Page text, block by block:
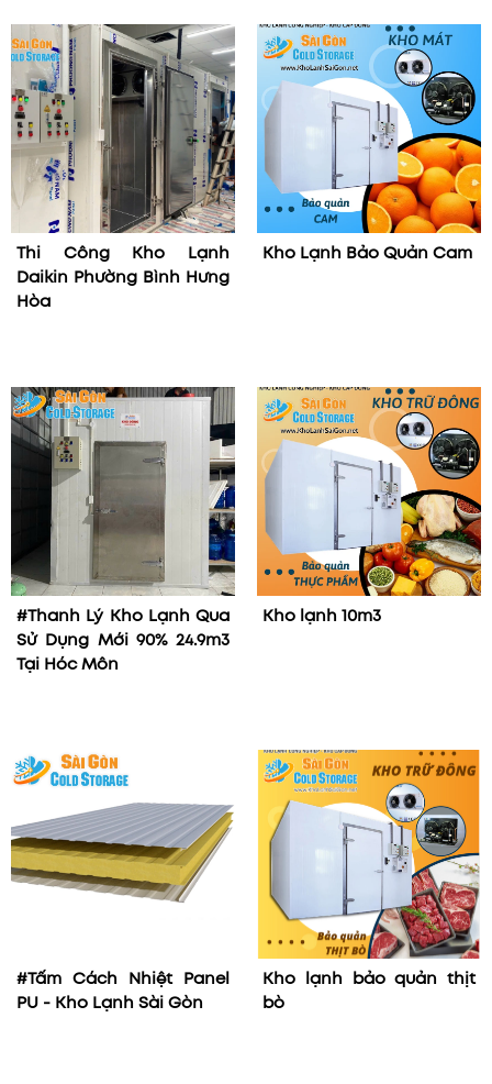
Thi Công Kho Lạnh
Daikin Phường Bình Hưng
Hòa
Kho Lạnh Bảo Quản Cam
#Thanh Lý Kho Lạnh Qua
Sử Dụng Mới 90% 24.9m3
Tại Hóc Môn
Kho lạnh 10m3
#Tấm Cách Nhiệt Panel
PU - Kho Lạnh Sài Gòn
Kho lạnh bảo quản thịt
bò